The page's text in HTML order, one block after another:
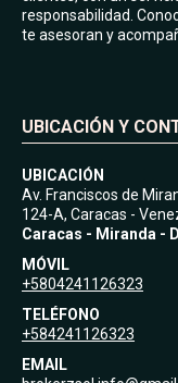
responsabilidad.
te asesoran y
UBICACIÓN Y
UBICACIÓN
Av. Franciscos de
124-A, Caracas -
Caracas - Miranda -
MÓVIL
+5804241126323
TELÉFONO
+584241126323
EMAIL